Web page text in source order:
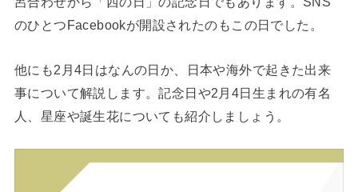
のひとつFacebookが開設されたのもこの日でした。
他にも2月4日はなんの日か、日本や海外で起きた出来
事について解説します。記念日や2月4日生まれの有名
人、星座や誕生花についても紹介しましょう。